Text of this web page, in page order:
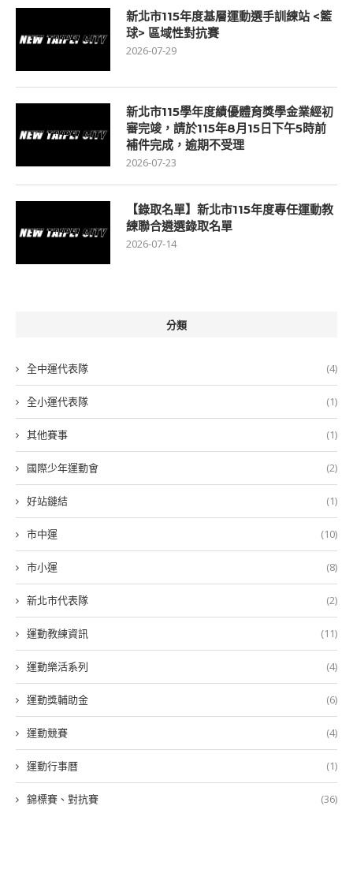
新北市115年度基層運動選手訓練站 <籃
球> 區域性對抗賽
2026-07-29
新北市115學年度績優體育獎學金業經初
審完竣，請於115年8月15日下午5時前
補件完成，逾期不受理
2026-07-23
【錄取名單】新北市115年度專任運動教
練聯合遴選錄取名單
2026-07-14
分類
全中運代表隊 (4)
全小運代表隊 (1)
其他賽事 (1)
國際少年運動會 (2)
好站鏈結 (1)
市中運 (10)
市小運 (8)
新北市代表隊 (2)
運動教練資訊 (11)
運動樂活系列 (4)
運動獎輔助金 (6)
運動競賽 (4)
運動行事曆 (1)
錦標賽、對抗賽 (36)